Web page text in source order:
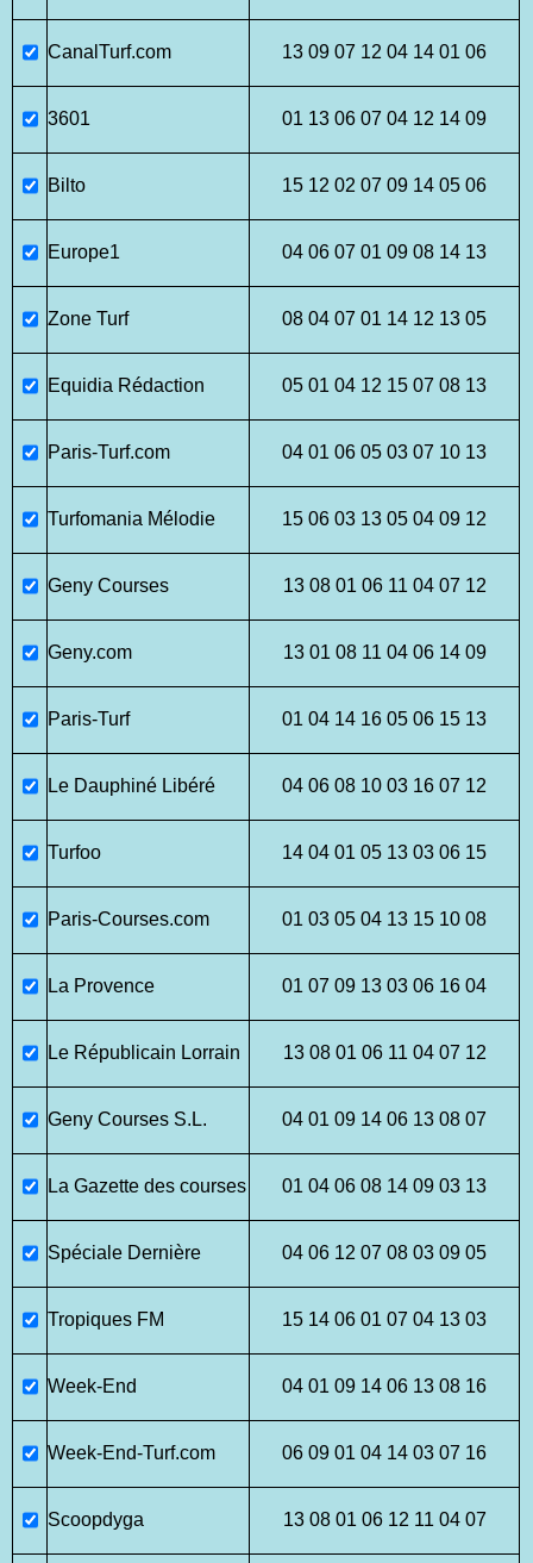
CanalTurf.com 13 09 07 12 04 14 01 06
3601 01 13 06 07 04 12 14 09
Bilto 15 12 02 07 09 14 05 06
Europe1 04 06 07 01 09 08 14 13
Zone Turf 08 04 07 01 14 12 13 05
Equidia Rédaction 05 01 04 12 15 07 08 13
Paris-Turf.com 04 01 06 05 03 07 10 13
Turfomania Mélodie 15 06 03 13 05 04 09 12
Geny Courses 13 08 01 06 11 04 07 12
Geny.com 13 01 08 11 04 06 14 09
Paris-Turf 01 04 14 16 05 06 15 13
Le Dauphiné Libéré 04 06 08 10 03 16 07 12
Turfoo 14 04 01 05 13 03 06 15
Paris-Courses.com 01 03 05 04 13 15 10 08
La Provence 01 07 09 13 03 06 16 04
Le Républicain Lorrain 13 08 01 06 11 04 07 12
Geny Courses S.L. 04 01 09 14 06 13 08 07
La Gazette des courses 01 04 06 08 14 09 03 13
Spéciale Dernière 04 06 12 07 08 03 09 05
Tropiques FM 15 14 06 01 07 04 13 03
Week-End 04 01 09 14 06 13 08 16
Week-End-Turf.com 06 09 01 04 14 03 07 16
Scoopdyga 13 08 01 06 12 11 04 07